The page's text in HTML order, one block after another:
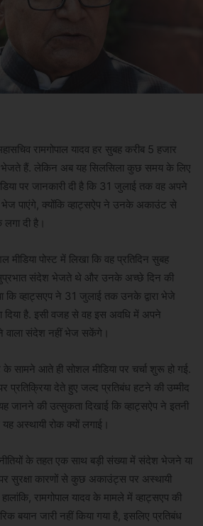
रामगोपाल यादव हर सुबह करीब 5 हजार
भेजते हैं. लेकिन अब यह सिलसिला कुछ समय के लिए
पर जानकारी दी है कि 31 जुलाई तक वह अपने
भेज पाएंगे, क्योंकि व्हाट्सऐप ने उनके अकाउंट से
दी है।
मीडिया पोस्ट में लिखा कि वह प्रतिदिन सुबह
सुप्रभात संदेश भेजते थे और उनके अच्छे दिन की
कि व्हाट्सएप ने 31 जुलाई तक उनके द्वारा भेजे
दिया है. इसी वजह से वह इस अवधि में अपने
वाला संदेश नहीं भेज सकेंगे।
के सामने आते ही सोशल मीडिया पर चर्चा शुरू हो गई.
देते हुए जल्द प्रतिबंध हटने की उम्मीद
जानने की उत्सुकता दिखाई कि व्हाट्सऐप ने इतनी
अस्थायी रोक क्यों लगाई।
के तहत एक साथ बड़ी संख्या में संदेश भेजने या
पर सुरक्षा कारणों से कुछ अकाउंट्स पर अस्थायी
रामगोपाल यादव के मामले में व्हाट्सएप की
बयान जारी नहीं किया गया है, इसलिए प्रतिबंध